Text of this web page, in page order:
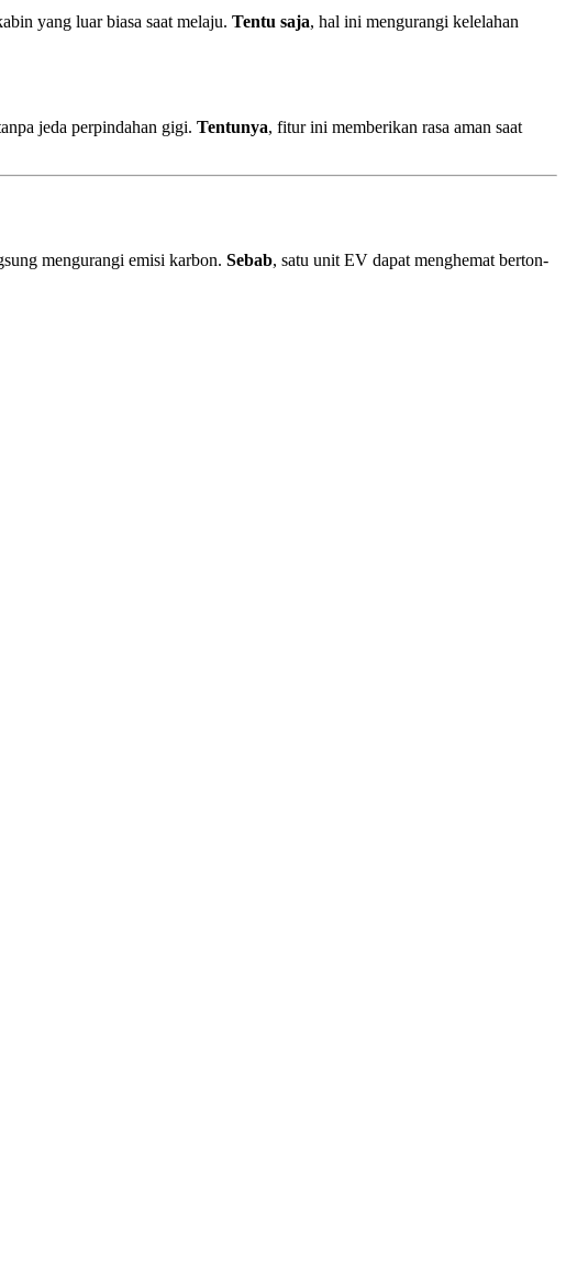
yang luar biasa saat melaju. Tentu saja, hal ini mengurangi kelelahan
jeda perpindahan gigi. Tentunya, fitur ini memberikan rasa aman saat
mengurangi emisi karbon. Sebab, satu unit EV dapat menghemat berton-